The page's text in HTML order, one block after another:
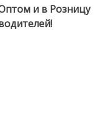
и в Розницу